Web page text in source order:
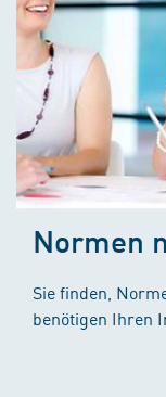
Normen
Sie finden,
benötigen Ihren